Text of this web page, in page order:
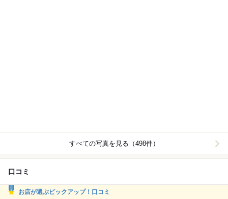
すべての写真を見る（498件）
口コミ
お店が選ぶピックアップ！口コミ